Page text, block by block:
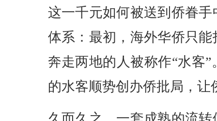
这一千元如何被送到侨眷
体系：最初，海外华侨只
奔走两地的人被称作“水客
的水客顺势创办侨批局，让